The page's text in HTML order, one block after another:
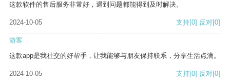
这款软件的售后服务非常好，遇到问题都能得到及时解决。
2024-10-05 支持[0] 反对[0]
游客
这款app是我社交的好帮手，让我能够与朋友保持联系，分享生活点滴。
2024-10-05 支持[0] 反对[0]